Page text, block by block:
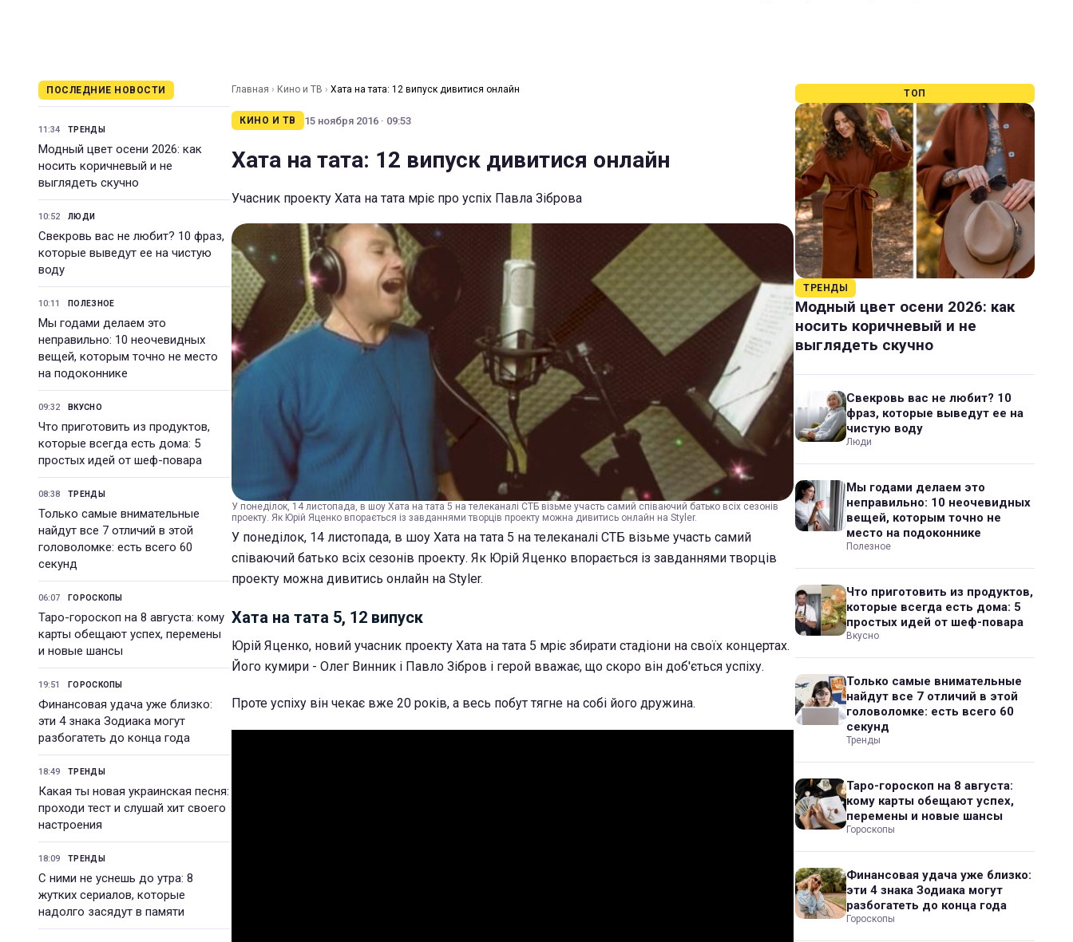
ПОСЛЕДНИЕ НОВОСТИ
11:34 ТРЕНДЫ
Модный цвет осени 2026: как
носить коричневый и не
выглядеть скучно
10:52 ЛЮДИ
Свекровь вас не любит? 10 фраз,
которые выведут ее на чистую
воду
10:11 ПОЛЕЗНОЕ
Мы годами делаем это
неправильно: 10 неочевидных
вещей, которым точно не место
на подоконнике
09:32 ВКУСНО
Что приготовить из продуктов,
которые всегда есть дома: 5
простых идей от шеф-повара
08:38 ТРЕНДЫ
Только самые внимательные
найдут все 7 отличий в этой
головоломке: есть всего 60
секунд
06:07 ГОРОСКОПЫ
Таро-гороскоп на 8 августа: кому
карты обещают успех, перемены
и новые шансы
19:51 ГОРОСКОПЫ
Финансовая удача уже близко:
эти 4 знака Зодиака могут
разбогатеть до конца года
18:49 ТРЕНДЫ
Какая ты новая украинская песня:
проходи тест и слушай хит своего
настроения
18:09 ТРЕНДЫ
С ними не уснешь до утра: 8
жутких сериалов, которые
надолго засядут в памяти
Главная › Кино и ТВ › Хата на тата: 12 випуск дивитися онлайн
КИНО И ТВ 15 ноября 2016 · 09:53
Хата на тата: 12 випуск дивитися онлайн
Учасник проекту Хата на тата мріє про успіх Павла Зіброва
У понеділок, 14 листопада, в шоу Хата на тата 5 на телеканалі СТБ візьме участь самий співаючий батько всіх сезонів
проекту. Як Юрій Яценко впорається із завданнями творців проекту можна дивитись онлайн на Styler.
У понеділок, 14 листопада, в шоу Хата на тата 5 на телеканалі СТБ візьме участь самий
співаючий батько всіх сезонів проекту. Як Юрій Яценко впорається із завданнями творців
проекту можна дивитись онлайн на Styler.
Хата на тата 5, 12 випуск
Юрій Яценко, новий учасник проекту Хата на тата 5 мріє збирати стадіони на своїх концертах.
Його кумири - Олег Винник і Павло Зібров і герой вважає, що скоро він доб'ється успіху.
Проте успіху він чекає вже 20 років, а весь побут тягне на собі його дружина.
ТОП
ТРЕНДЫ
Модный цвет осени 2026: как
носить коричневый и не
выглядеть скучно
Свекровь вас не любит? 10
фраз, которые выведут ее на
чистую воду
Люди
Мы годами делаем это
неправильно: 10 неочевидных
вещей, которым точно не
место на подоконнике
Полезное
Что приготовить из продуктов,
которые всегда есть дома: 5
простых идей от шеф-повара
Вкусно
Только самые внимательные
найдут все 7 отличий в этой
головоломке: есть всего 60
секунд
Тренды
Таро-гороскоп на 8 августа:
кому карты обещают успех,
перемены и новые шансы
Гороскопы
Финансовая удача уже близко:
эти 4 знака Зодиака могут
разбогатеть до конца года
Гороскопы